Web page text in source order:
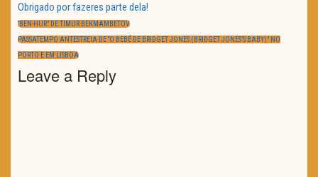
Obrigado por fazeres parte dela!
Navegação
de
artigos
PREVIOUS
“BEN-HUR” DE TIMUR BEKMAMBETOV
NEXT
PASSATEMPO ANTESTREIA DE “O BEBÉ DE BRIDGET JONES (BRIDGET JONES’S BABY)” NO
PORTO E EM LISBOA
Leave a Reply